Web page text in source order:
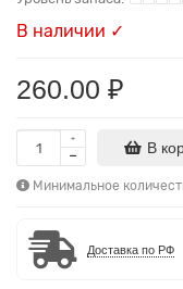
В наличии ✓
260.00 ₽
В
Минимальное
Доставка по РФ